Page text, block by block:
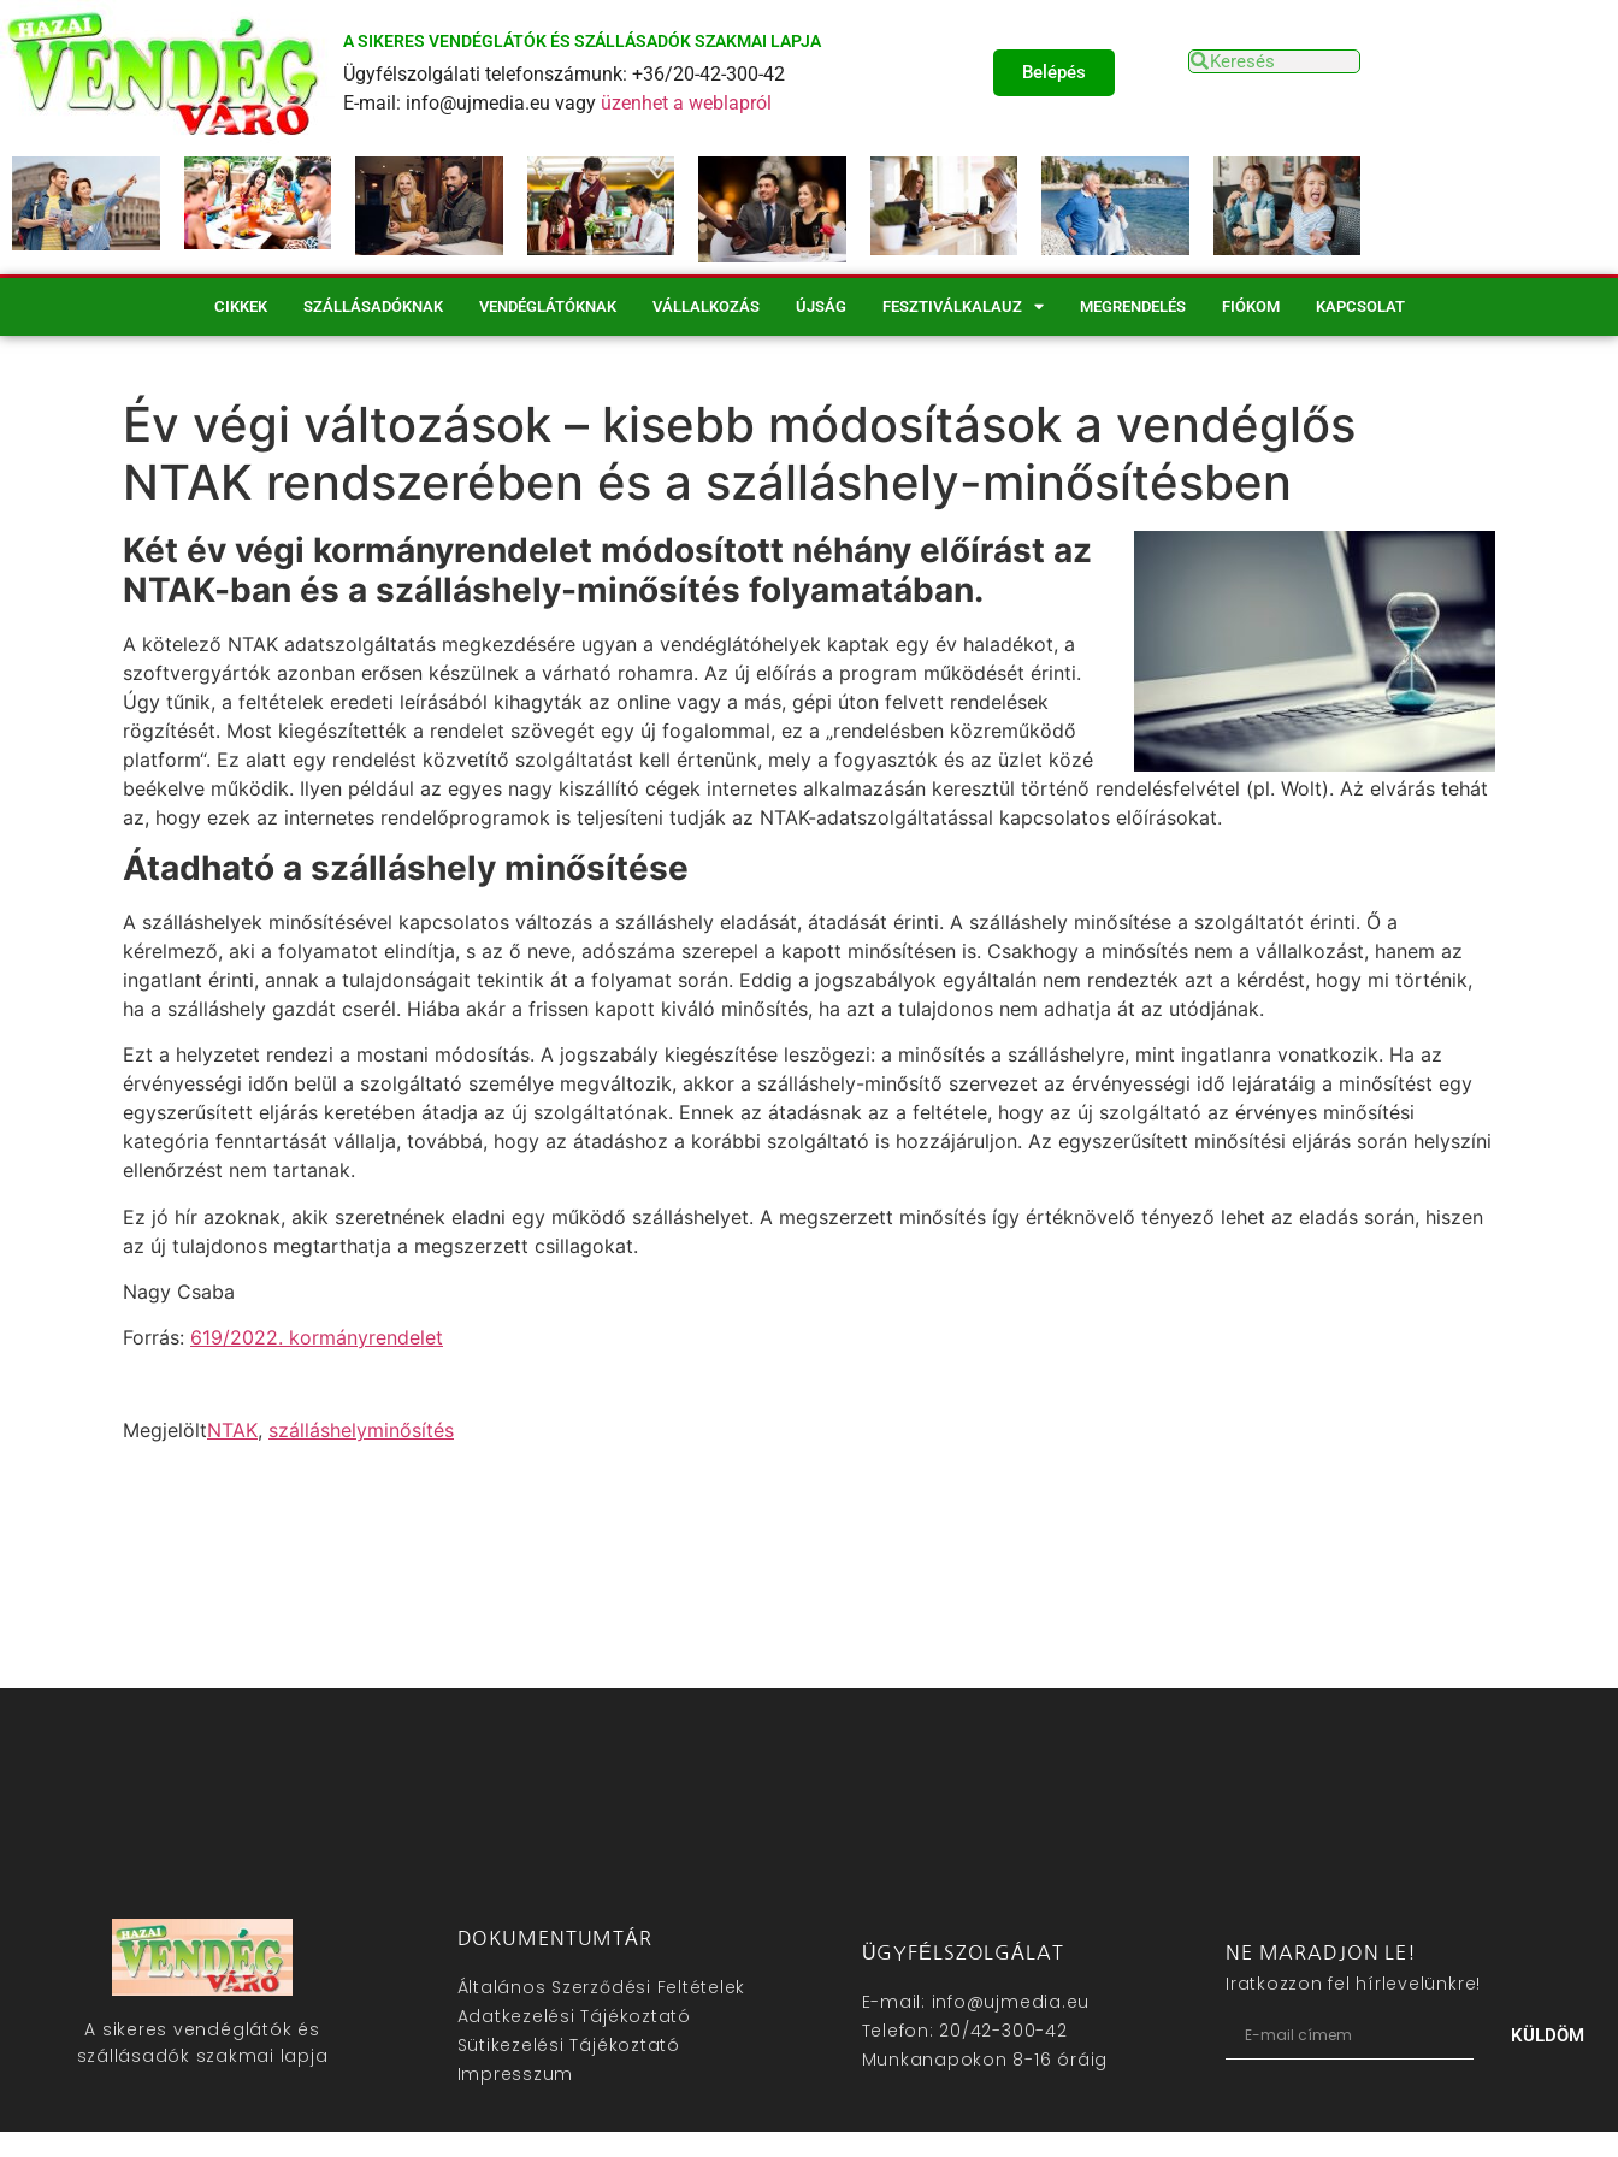
A SIKERES VENDÉGLÁTÓK ÉS SZÁLLÁSADÓK SZAKMAI LAPJA
Ügyfélszolgálati telefonszámunk: +36/20-42-300-42
E-mail: info@ujmedia.eu vagy üzenhet a weblapról
Belépés
CIKKEK SZÁLLÁSADÓKNAK VENDÉGLÁTÓKNAK VÁLLALKOZÁS ÚJSÁG FESZTIVÁLKALAUZ MEGRENDELÉS FIÓKOM KAPCSOLAT
Év végi változások – kisebb módosítások a vendéglős
NTAK rendszerében és a szálláshely-minősítésben
Két év végi kormányrendelet módosított néhány előírást az
NTAK-ban és a szálláshely-minősítés folyamatában.
A kötelező NTAK adatszolgáltatás megkezdésére ugyan a vendéglátóhelyek kaptak egy év haladékot, a
szoftvergyártók azonban erősen készülnek a várható rohamra. Az új előírás a program működését érinti.
Úgy tűnik, a feltételek eredeti leírásából kihagyták az online vagy a más, gépi úton felvett rendelések
rögzítését. Most kiegészítették a rendelet szövegét egy új fogalommal, ez a „rendelésben közreműködő
platform“. Ez alatt egy rendelést közvetítő szolgáltatást kell értenünk, mely a fogyasztók és az üzlet közé
beékelve működik. Ilyen például az egyes nagy kiszállító cégek internetes alkalmazásán keresztül történő rendelésfelvétel (pl. Wolt). Aż elvárás tehát
az, hogy ezek az internetes rendelőprogramok is teljesíteni tudják az NTAK-adatszolgáltatással kapcsolatos előírásokat.
Átadható a szálláshely minősítése
A szálláshelyek minősítésével kapcsolatos változás a szálláshely eladását, átadását érinti. A szálláshely minősítése a szolgáltatót érinti. Ő a
kérelmező, aki a folyamatot elindítja, s az ő neve, adószáma szerepel a kapott minősítésen is. Csakhogy a minősítés nem a vállalkozást, hanem az
ingatlant érinti, annak a tulajdonságait tekintik át a folyamat során. Eddig a jogszabályok egyáltalán nem rendezték azt a kérdést, hogy mi történik,
ha a szálláshely gazdát cserél. Hiába akár a frissen kapott kiváló minősítés, ha azt a tulajdonos nem adhatja át az utódjának.
Ezt a helyzetet rendezi a mostani módosítás. A jogszabály kiegészítése leszögezi: a minősítés a szálláshelyre, mint ingatlanra vonatkozik. Ha az
érvényességi időn belül a szolgáltató személye megváltozik, akkor a szálláshely-minősítő szervezet az érvényességi idő lejáratáig a minősítést egy
egyszerűsített eljárás keretében átadja az új szolgáltatónak. Ennek az átadásnak az a feltétele, hogy az új szolgáltató az érvényes minősítési
kategória fenntartását vállalja, továbbá, hogy az átadáshoz a korábbi szolgáltató is hozzájáruljon. Az egyszerűsített minősítési eljárás során helyszíni
ellenőrzést nem tartanak.
Ez jó hír azoknak, akik szeretnének eladni egy működő szálláshelyet. A megszerzett minősítés így értéknövelő tényező lehet az eladás során, hiszen
az új tulajdonos megtarthatja a megszerzett csillagokat.
Nagy Csaba
Forrás: 619/2022. kormányrendelet
MegjelöltNTAK, szálláshelyminősítés
A sikeres vendéglátók és
szállásadók szakmai lapja
DOKUMENTUMTÁR
Általános Szerződési Feltételek
Adatkezelési Tájékoztató
Sütikezelési Tájékoztató
Impresszum
ÜGYFÉLSZOLGÁLAT
E-mail: info@ujmedia.eu
Telefon: 20/42-300-42
Munkanapokon 8-16 óráig
NE MARADJON LE!
Iratkozzon fel hírlevelünkre!
KÜLDÖM